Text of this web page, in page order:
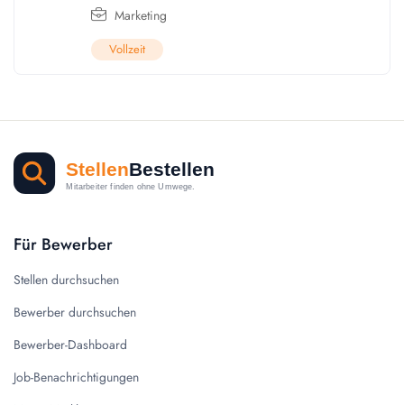
Marketing
Vollzeit
Für Bewerber
Stellen durchsuchen
Bewerber durchsuchen
Bewerber-Dashboard
Job-Benachrichtigungen